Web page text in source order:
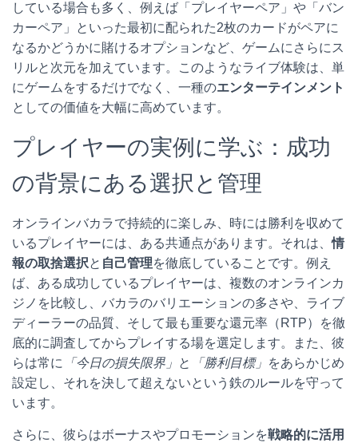
している場合も多く、例えば「プレイヤーペア」や「バン
カーペア」といった最初に配られた2枚のカードがペアに
なるかどうかに賭けるオプションなど、ゲームにさらにス
リルと次元を加えています。このようなライブ体験は、単
にゲームをするだけでなく、一種のエンターテインメント
としての価値を大幅に高めています。
プレイヤーの実例に学ぶ：成功
の背景にある選択と管理
オンラインバカラで持続的に楽しみ、時には勝利を収めて
いるプレイヤーには、ある共通点があります。それは、情
報の取捨選択と 自己管理を徹底していることです。例え
ば、ある成功しているプレイヤーは、複数のオンラインカ
ジノを比較し、バカラのバリエーションの多さや、ライブ
ディーラーの品質、そして最も重要な還元率（RTP）を徹
底的に調査してからプレイする場を選定します。また、彼
らは常に
「今日の損失限界」 と 「勝利目標」 をあらかじめ
設定し、それを決して超えないという鉄のルールを守って
います。
さらに、彼らはボーナスやプロモーションを戦略的に活用